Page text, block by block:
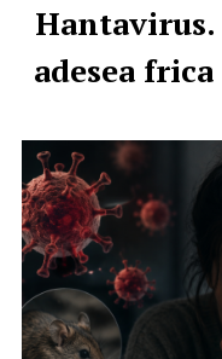
Hantavirus.
adesea